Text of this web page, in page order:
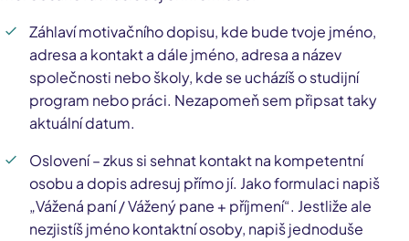
Záhlaví motivačního dopisu, kde bude tvoje jméno,
adresa a kontakt a dále jméno, adresa a název
společnosti nebo školy, kde se ucházíš o studijní
program nebo práci. Nezapomeň sem připsat taky
aktuální datum.
Oslovení – zkus si sehnat kontakt na kompetentní
osobu a dopis adresuj přímo jí. Jako formulaci napiš
„Vážená paní / Vážený pane + příjmení“. Jestliže ale
nezjistíš jméno kontaktní osoby, napiš jednoduše